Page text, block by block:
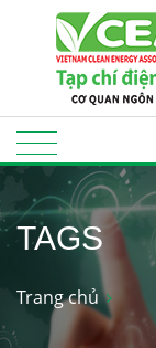
TAGS
Trang chủ